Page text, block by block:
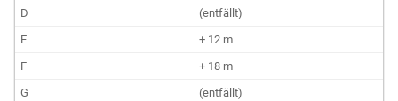
(entfällt)
+ 12 m
+ 18 m
(entfällt)